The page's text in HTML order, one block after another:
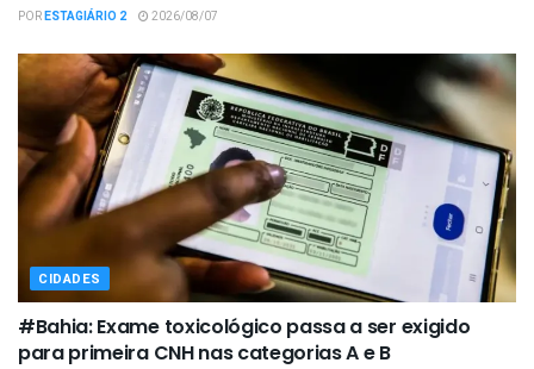
PORESTAGIÁRIO 2 2026/08/07
CIDADES
#Bahia: Exame toxicológico passa a ser exigido
para primeira CNH nas categorias A e B